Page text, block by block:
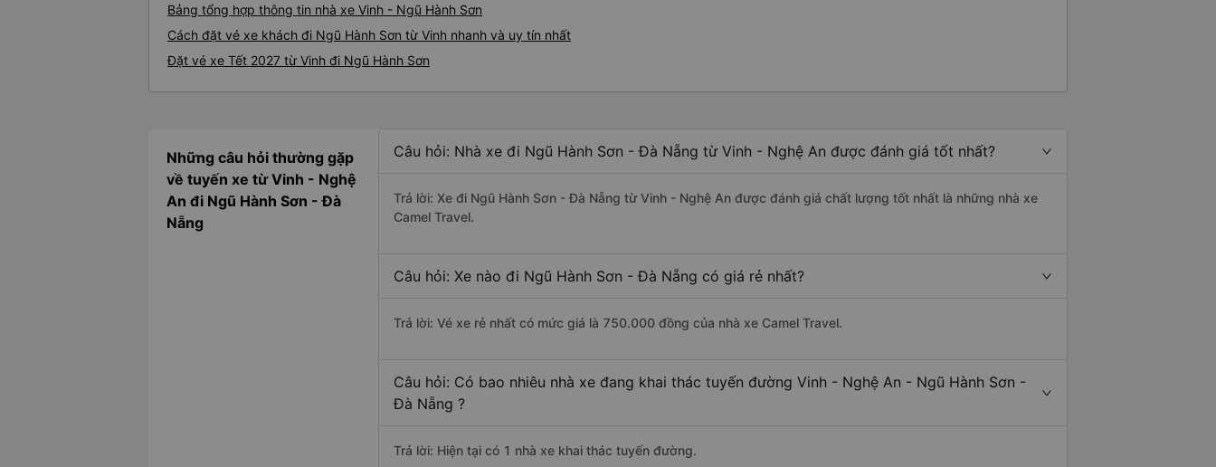
Bảng tổng hợp thông tin nhà xe Vinh - Ngũ Hành Sơn
Cách đặt vé xe khách đi Ngũ Hành Sơn từ Vinh nhanh và uy tín nhất
Đặt vé xe Tết 2027 từ Vinh đi Ngũ Hành Sơn
Những câu hỏi thường gặp
về tuyến xe từ Vinh - Nghệ
An đi Ngũ Hành Sơn - Đà
Nẵng
Câu hỏi: Nhà xe đi Ngũ Hành Sơn - Đà Nẵng từ Vinh - Nghệ An được đánh giá tốt nhất?
Trả lời: Xe đi Ngũ Hành Sơn - Đà Nẵng từ Vinh - Nghệ An được đánh giá chất lượng tốt nhất là những nhà xe
Camel Travel.
Câu hỏi: Xe nào đi Ngũ Hành Sơn - Đà Nẵng có giá rẻ nhất?
Trả lời: Vé xe rẻ nhất có mức giá là 750.000 đồng của nhà xe Camel Travel.
Câu hỏi: Có bao nhiêu nhà xe đang khai thác tuyến đường Vinh - Nghệ An - Ngũ Hành Sơn -
Đà Nẵng ?
Trả lời: Hiện tại có 1 nhà xe khai thác tuyến đường.